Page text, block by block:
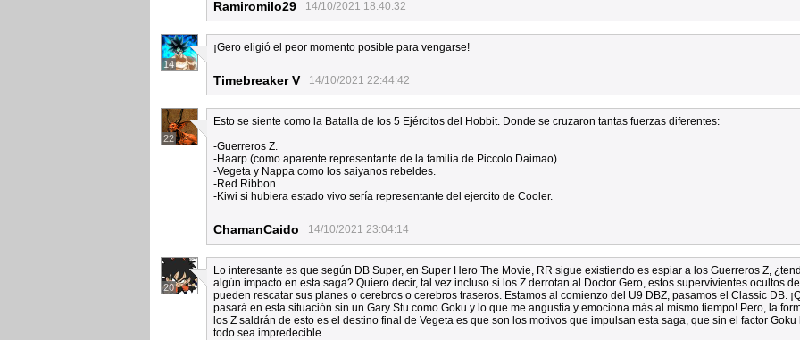
Ramiromilo29 14/10/2021 18:40:32
14
¡Gero eligió el peor momento posible para vengarse!
Timebreaker V 14/10/2021 22:44:42
22
Esto se siente como la Batalla de los 5 Ejércitos del Hobbit. Donde se cruzaron tantas fuerzas diferentes:
-Guerreros Z.
-Haarp (como aparente representante de la familia de Piccolo Daimao)
-Vegeta y Nappa como los saiyanos rebeldes.
-Red Ribbon
-Kiwi si hubiera estado vivo sería representante del ejercito de Cooler.
ChamanCaido 14/10/2021 23:04:14
20
Lo interesante es que según DB Super, en Super Hero The Movie, RR sigue existiendo es espiar a los Guerreros Z,
algún impacto en esta saga? Quiero decir, tal vez incluso si los Z derrotan al Doctor Gero, estos supervivientes ocultos
pueden rescatar sus planes o cerebros o cerebros traseros. Estamos al comienzo del U9 DBZ, pasamos el Classic DB.
pasará en esta situación sin un Gary Stu como Goku y lo que me angustia y emociona más al mismo tiempo! Pero, la
los Z saldrán de esto es el destino final de Vegeta es que son los motivos que impulsan esta saga, que sin el factor Goku
todo sea impredecible.